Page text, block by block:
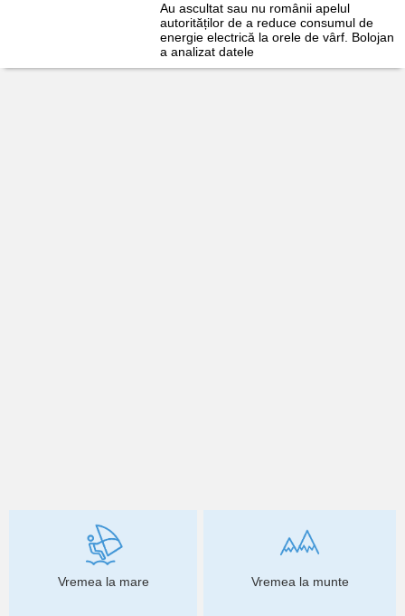
Au ascultat sau nu românii apelul
autorităților de a reduce consumul de
energie electrică la orele de vârf. Bolojan
a analizat datele
Vremea la mare Vremea la munte